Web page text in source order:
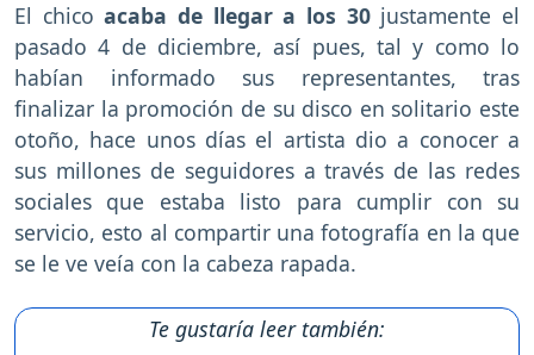
El chico acaba de llegar a los 30justamente el
pasado 4 de diciembre, así pues, tal y como lo
habían informado sus representantes, tras
finalizar la promoción de su disco en solitario este
otoño, hace unos días el artista dio a conocer a
sus millones de seguidores a través de las redes
sociales que estaba listo para cumplir con su
servicio, esto al compartir una fotografía en la que
se le ve veía con la cabeza rapada.
Te gustaría leer también: